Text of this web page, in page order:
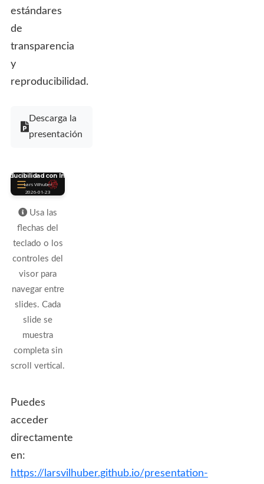
estándares
de
transparencia
y
reproducibilidad.
Descarga la
presentación
Usa las
flechas del
teclado o los
controles del
visor para
navegar entre
slides. Cada
slide se
muestra
completa sin
scroll vertical.
Puedes
acceder
directamente
en:
https://larsvilhuber.github.io/presentation-